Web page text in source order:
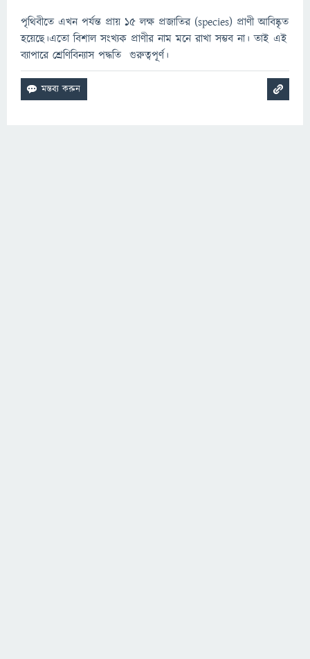
পৃথিবীতে এখন পর্যন্ত প্রায় ১৫ লক্ষ প্রজাতির (species) প্রাণী আবিষ্কৃত
হয়েছে।এতো বিশাল সংখ্যক প্রাণীর নাম মনে রাখা সম্ভব না। তাই এই
ব্যাপারে শ্রেণিবিন্যাস পদ্ধতি গুরুত্বপূর্ণ।